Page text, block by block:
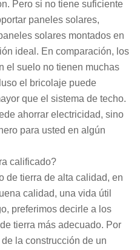
Pero si no tiene suficiente
paneles solares,
solares montados en
ideal. En comparación, los
el suelo no tienen muchas
el bricolaje puede
que el sistema de techo.
ahorrar electricidad, sino
para usted en algún
calificado?
de tierra de alta calidad, en
calidad, una vida útil
preferimos decirle a los
tierra más adecuado. Por
la construcción de un